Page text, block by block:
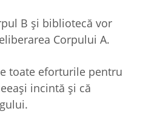
B și bibliotecă vor
Corpului A.
toate eforturile pentru
incintă și că